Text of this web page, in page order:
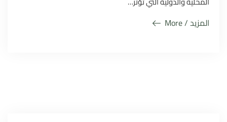
المزيد / More